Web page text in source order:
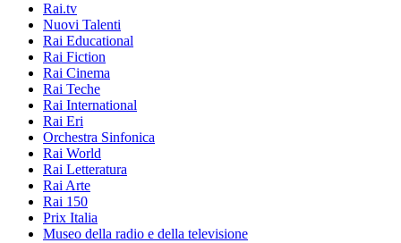
Rai.tv
Nuovi Talenti
Rai Educational
Rai Fiction
Rai Cinema
Rai Teche
Rai International
Rai Eri
Orchestra Sinfonica
Rai World
Rai Letteratura
Rai Arte
Rai 150
Prix Italia
Museo della radio e della televisione